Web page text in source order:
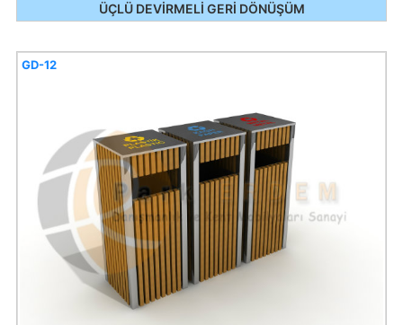
ÜÇLÜ DEVİRMELİ GERİ DÖNÜŞÜM
GD-12